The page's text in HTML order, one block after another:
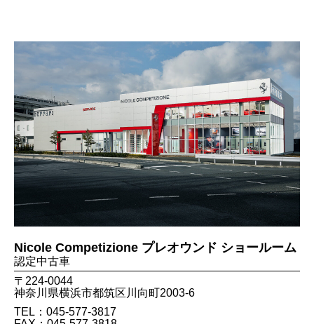
Nicole Competizione プレオウンド ショールーム
認定中古車
〒224-0044
神奈川県横浜市都筑区川向町2003-6
TEL：045-577-3817